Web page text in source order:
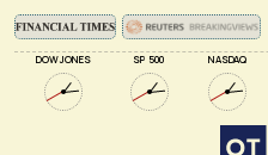
DOW JONES SP 500 NASDAQ